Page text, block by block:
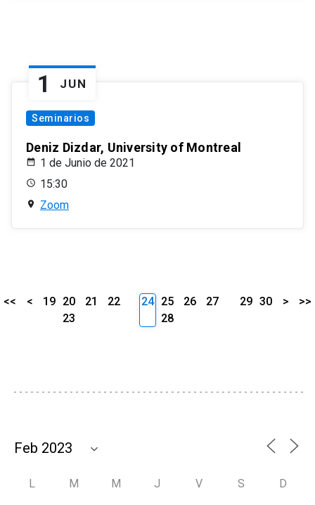
1 JUN
Seminarios
Deniz Dizdar, University of Montreal
1 de Junio de 2021
15:30
Zoom
<< < 19 20 21
22
23
24 25 26
27
28
29 30 > >>
L M M J V S D